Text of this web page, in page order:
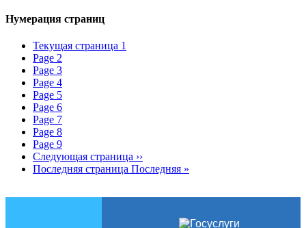
Нумерация страниц
Текущая страница 1
Page 2
Page 3
Page 4
Page 5
Page 6
Page 7
Page 8
Page 9
Следующая страница ››
Последняя страница Последняя »